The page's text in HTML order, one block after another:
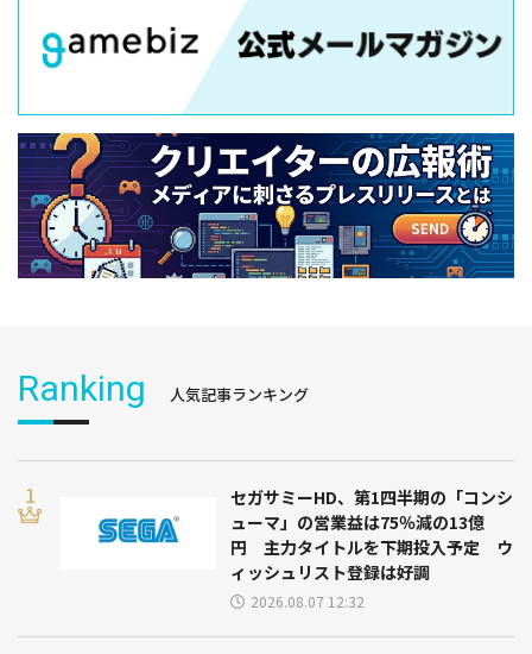
Ranking 人気記事ランキング
セガサミーHD、第1四半期の「コンシ
ューマ」の営業益は75％減の13億
円 主力タイトルを下期投入予定 ウ
ィッシュリスト登録は好調
2026.08.07 12:32